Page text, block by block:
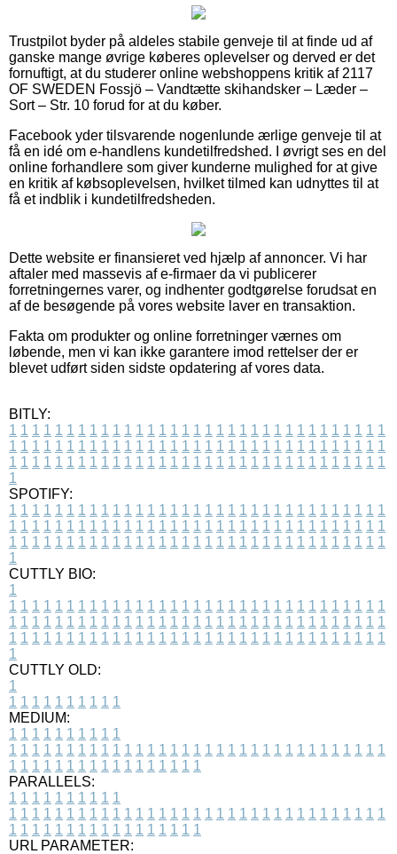
Trustpilot byder på aldeles stabile genveje til at finde ud af
ganske mange øvrige køberes oplevelser og derved er det
fornuftigt, at du studerer online webshoppens kritik af 2117
OF SWEDEN Fossjö – Vandtætte skihandsker – Læder –
Sort – Str. 10 forud for at du køber.
Facebook yder tilsvarende nogenlunde ærlige genveje til at
få en idé om e-handlens kundetilfredshed. I øvrigt ses en del
online forhandlere som giver kunderne mulighed for at give
en kritik af købsoplevelsen, hvilket tilmed kan udnyttes til at
få et indblik i kundetilfredsheden.
Dette website er finansieret ved hjælp af annoncer. Vi har
aftaler med massevis af e-firmaer da vi publicerer
forretningernes varer, og indhenter godtgørelse forudsat en
af de besøgende på vores website laver en transaktion.
Fakta om produkter og online forretninger værnes om
løbende, men vi kan ikke garantere imod rettelser der er
blevet udført siden sidste opdatering af vores data.
BITLY:
1 1 1 1 1 1 1 1 1 1 1 1 1 1 1 1 1 1 1 1 1 1 1 1 1 1 1 1 1 1 1 1 1
1 1 1 1 1 1 1 1 1 1 1 1 1 1 1 1 1 1 1 1 1 1 1 1 1 1 1 1 1 1 1 1 1
1 1 1 1 1 1 1 1 1 1 1 1 1 1 1 1 1 1 1 1 1 1 1 1 1 1 1 1 1 1 1 1 1
1
SPOTIFY:
1 1 1 1 1 1 1 1 1 1 1 1 1 1 1 1 1 1 1 1 1 1 1 1 1 1 1 1 1 1 1 1 1
1 1 1 1 1 1 1 1 1 1 1 1 1 1 1 1 1 1 1 1 1 1 1 1 1 1 1 1 1 1 1 1 1
1 1 1 1 1 1 1 1 1 1 1 1 1 1 1 1 1 1 1 1 1 1 1 1 1 1 1 1 1 1 1 1 1
1
CUTTLY BIO:
1
1 1 1 1 1 1 1 1 1 1 1 1 1 1 1 1 1 1 1 1 1 1 1 1 1 1 1 1 1 1 1 1 1
1 1 1 1 1 1 1 1 1 1 1 1 1 1 1 1 1 1 1 1 1 1 1 1 1 1 1 1 1 1 1 1 1
1 1 1 1 1 1 1 1 1 1 1 1 1 1 1 1 1 1 1 1 1 1 1 1 1 1 1 1 1 1 1 1 1
1
CUTTLY OLD:
1
1 1 1 1 1 1 1 1 1 1
MEDIUM:
1 1 1 1 1 1 1 1 1 1
1 1 1 1 1 1 1 1 1 1 1 1 1 1 1 1 1 1 1 1 1 1 1 1 1 1 1 1 1 1 1 1 1
1 1 1 1 1 1 1 1 1 1 1 1 1 1 1 1 1
PARALLELS:
1 1 1 1 1 1 1 1 1 1
1 1 1 1 1 1 1 1 1 1 1 1 1 1 1 1 1 1 1 1 1 1 1 1 1 1 1 1 1 1 1 1 1
1 1 1 1 1 1 1 1 1 1 1 1 1 1 1 1 1
URL PARAMETER: